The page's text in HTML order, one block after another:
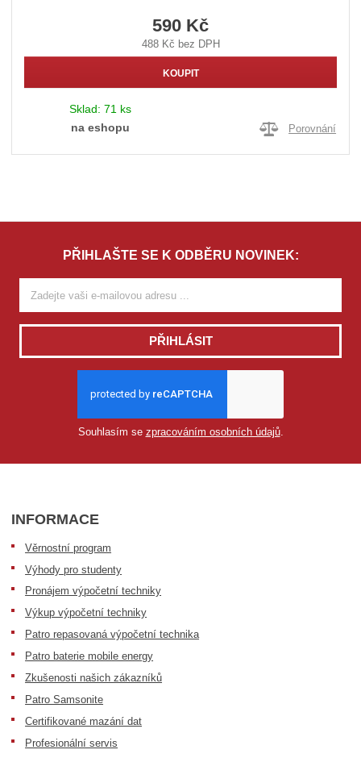
590 Kč
488 Kč bez DPH
KOUPIT
Sklad: 71 ks
na eshopu
Porovnání
PŘIHLAŠTE SE K ODBĚRU NOVINEK:
PŘIHLÁSIT
Souhlasím se zpracováním osobních údajů.
INFORMACE
Věrnostní program
Výhody pro studenty
Pronájem výpočetní techniky
Výkup výpočetní techniky
Patro repasovaná výpočetní technika
Patro baterie mobile energy
Zkušenosti našich zákazníků
Patro Samsonite
Certifikované mazání dat
Profesionální servis